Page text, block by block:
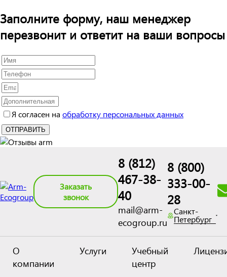
Заполните форму, наш менеджер
перезвонит и ответит на ваши вопросы
Я согласен на обработку персональных данных
Заказать
звонок
8 (812)
467-38-
40
mail@arm-
ecogroup.ru
8 (800)
333-00-
28
Санкт-
Петербург
О
компании
Услуги
Учебный
центр